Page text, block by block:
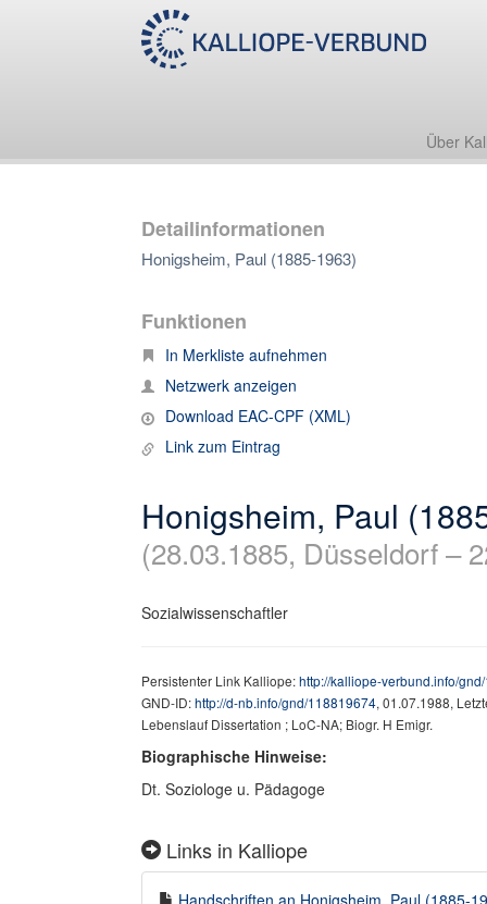
Über
Detailinformationen
Honigsheim, Paul (1885-1963)
Funktionen
In Merkliste aufnehmen
Netzwerk anzeigen
Download EAC-CPF (XML)
Link zum Eintrag
Honigsheim, Paul
(28.03.1885, Düsseldorf –
Sozialwissenschaftler
Persistenter Link Kalliope:http://kalliope-verbund.info/
GND-ID:http://d-nb.info/gnd/118819674, 01.07.1988,
Lebenslauf Dissertation ; LoC-NA; Biogr. H Emigr.
Biographische Hinweise:
Dt. Soziologe u. Pädagoge
Links in Kalliope
Handschriften an Honigsheim, Paul (1885-